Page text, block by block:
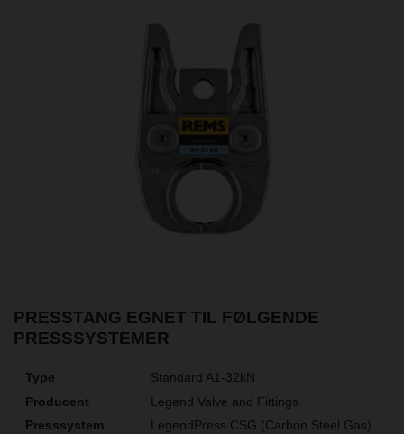
PRESSTANG EGNET TIL FØLGENDE
PRESSSYSTEMER
Standard A1-32kN
Legend Valve and Fittings
LegendPress CSG (Carbon Steel Gas)